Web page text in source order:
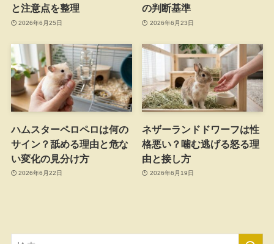
と注意点を整理
2026年6月25日
の判断基準
2026年6月23日
ハムスターペロペロは何の
サイン？舐める理由と危な
い変化の見分け方
2026年6月22日
ネザーランドドワーフは性
格悪い？噛む逃げる怒る理
由と接し方
2026年6月19日